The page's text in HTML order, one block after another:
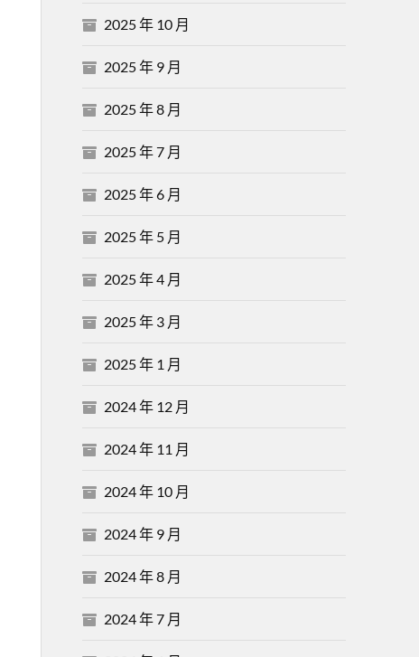
2025 年 10 月
2025 年 9 月
2025 年 8 月
2025 年 7 月
2025 年 6 月
2025 年 5 月
2025 年 4 月
2025 年 3 月
2025 年 1 月
2024 年 12 月
2024 年 11 月
2024 年 10 月
2024 年 9 月
2024 年 8 月
2024 年 7 月